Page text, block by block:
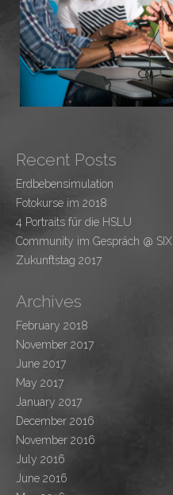
Recent Posts
Erdbebensimulation
Fotokurse im 2018
4 Portraits für die HSLU
Community im Gespräch @ SIX
Zukunftstag 2017
Archives
February 2018
November 2017
June 2017
May 2017
January 2017
December 2016
November 2016
July 2016
June 2016